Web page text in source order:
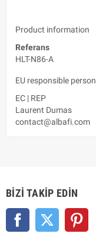
Product information
Referans
HLT-N86-A
EU responsible person
EC | REP
Laurent Dumas
contact@albafi.com
BIZI TAKIP EDIN
Facebook Twitter